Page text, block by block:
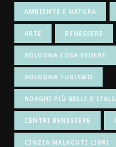
AMBIENTE E NATURA
ARTE BENESSERE
BOLOGNA COSA VEDERE
BOLOGNA TURISMO
BORGHI PIÙ BELLI
CENTRI BENESSERE
CINZIA MALAGUTI LIBRI